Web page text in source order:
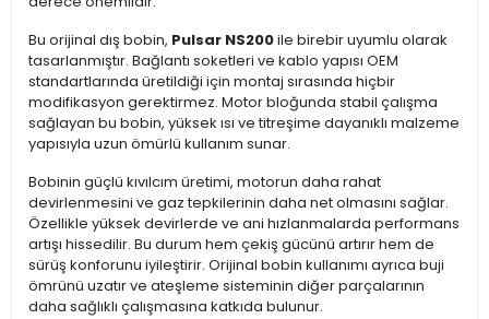
Bu orijinal dış bobin, Pulsar NS200ile birebir uyumlu olarak
tasarlanmıştır. Bağlantı soketleri ve kablo yapısı OEM
standartlarında üretildiği için montaj sırasında hiçbir
modifikasyon gerektirmez. Motor bloğunda stabil çalışma
sağlayan bu bobin, yüksek ısı ve titreşime dayanıklı malzeme
yapısıyla uzun ömürlü kullanım sunar.
Bobinin güçlü kıvılcım üretimi, motorun daha rahat
devirlenmesini ve gaz tepkilerinin daha net olmasını sağlar.
Özellikle yüksek devirlerde ve ani hızlanmalarda performans
artışı hissedilir. Bu durum hem çekiş gücünü artırır hem de
sürüş konforunu iyileştirir. Orijinal bobin kullanımı ayrıca buji
ömrünü uzatır ve ateşleme sisteminin diğer parçalarının
daha sağlıklı çalışmasına katkıda bulunur.